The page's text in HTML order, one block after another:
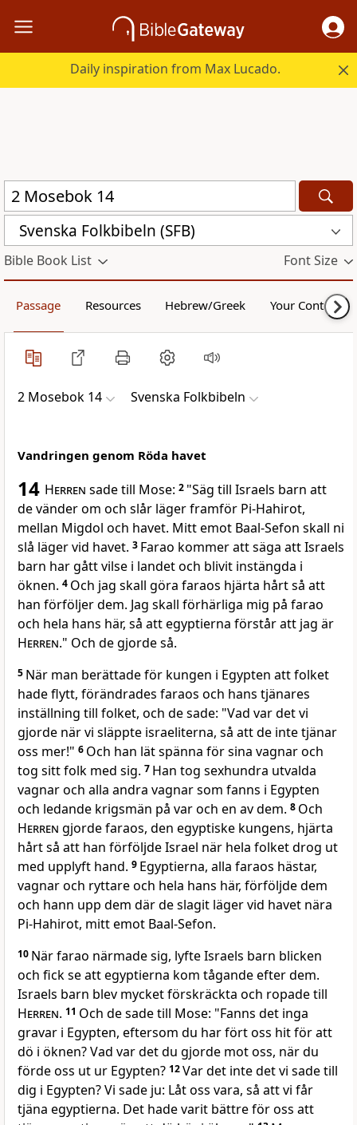
Daily inspiration from Max Lucado.
Svenska Folkbibeln (SFB)
Bible Book List Font Size
Passage Resources Hebrew/Greek Your Content
2 Mosebok 14 Svenska Folkbibeln
Vandringen genom Röda havet
14 Herren sade till Mose: 2 "Säg till Israels barn att
de vänder om och slår läger framför Pi-Hahirot,
mellan Migdol och havet. Mitt emot Baal-Sefon skall ni
slå läger vid havet. 3 Farao kommer att säga att Israels
barn har gått vilse i landet och blivit instängda i
öknen. 4 Och jag skall göra faraos hjärta hårt så att
han förföljer dem. Jag skall förhärliga mig på farao
och hela hans här, så att egyptierna förstår att jag är
Herren." Och de gjorde så.
5 När man berättade för kungen i Egypten att folket
hade flytt, förändrades faraos och hans tjänares
inställning till folket, och de sade: "Vad var det vi
gjorde när vi släppte israeliterna, så att de inte tjänar
oss mer!" 6 Och han lät spänna för sina vagnar och
tog sitt folk med sig. 7 Han tog sexhundra utvalda
vagnar och alla andra vagnar som fanns i Egypten
och ledande krigsmän på var och en av dem. 8 Och
Herren gjorde faraos, den egyptiske kungens, hjärta
hårt så att han förföljde Israel när hela folket drog ut
med upplyft hand. 9 Egyptierna, alla faraos hästar,
vagnar och ryttare och hela hans här, förföljde dem
och hann upp dem där de slagit läger vid havet nära
Pi-Hahirot, mitt emot Baal-Sefon.
10 När farao närmade sig, lyfte Israels barn blicken
och fick se att egyptierna kom tågande efter dem.
Israels barn blev mycket förskräckta och ropade till
Herren. 11 Och de sade till Mose: "Fanns det inga
gravar i Egypten, eftersom du har fört oss hit för att
dö i öknen? Vad var det du gjorde mot oss, när du
förde oss ut ur Egypten? 12Var det inte det vi sade till
dig i Egypten? Vi sade ju: Låt oss vara, så att vi får
tjäna egyptierna. Det hade varit bättre för oss att